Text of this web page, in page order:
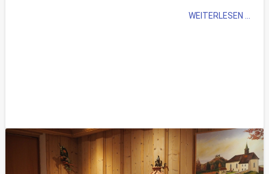
WEITERLESEN ...